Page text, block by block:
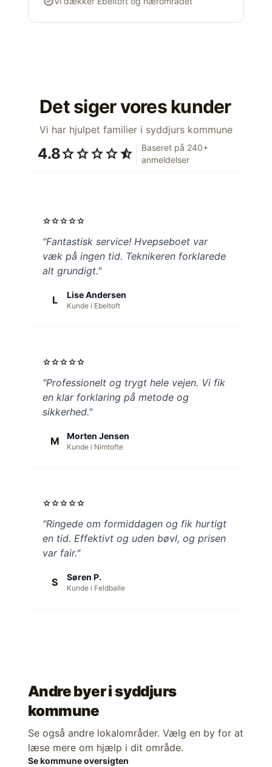
Det siger vores kunder
Vi har hjulpet familier i syddjurs kommune
4.8starstarstarstarstar_half
Baseret på 240+
anmeldelser
starstarstarstarstar
"Fantastisk service! Hvepseboet var
væk på ingen tid. Teknikeren forklarede
alt grundigt."
L Lise Andersen
Kunde i Ebeltoft
starstarstarstarstar
"Professionelt og trygt hele vejen. Vi fik
en klar forklaring på metode og
sikkerhed."
M Morten Jensen
Kunde i Nimtofte
starstarstarstarstar
"Ringede om formiddagen og fik hurtigt
en tid. Effektivt og uden bøvl, og prisen
var fair."
S Søren P.
Kunde i Feldballe
Andre byer isyddjurs
kommune
Se også andre lokalområder. Vælg en by for at
læse mere om hjælp i dit område.
Se kommune oversigten